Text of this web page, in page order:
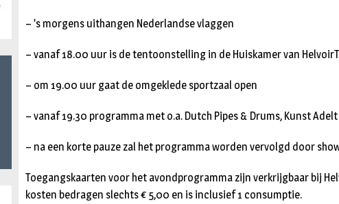
– ’s morgens uithangen Nederlandse vlaggen
– vanaf 18.00 uur is de tentoonstelling in de Huiskamer van
– om 19.00 uur gaat de omgeklede sportzaal open
– vanaf 19.30 programma met o.a. Dutch Pipes & Drums, Kunst
– na een korte pauze zal het programma worden vervolgd door
Toegangskaarten voor het avondprogramma zijn verkrijgbaar bij
kosten bedragen slechts € 5,00 en is inclusief 1 consumptie.